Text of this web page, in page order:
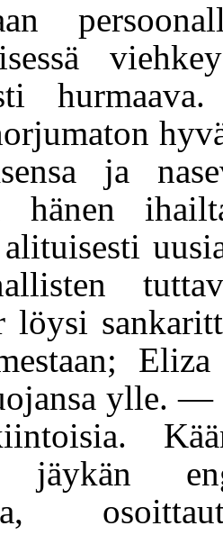
ja
hänen
alituisesti
löysi
ylle.
jäykän